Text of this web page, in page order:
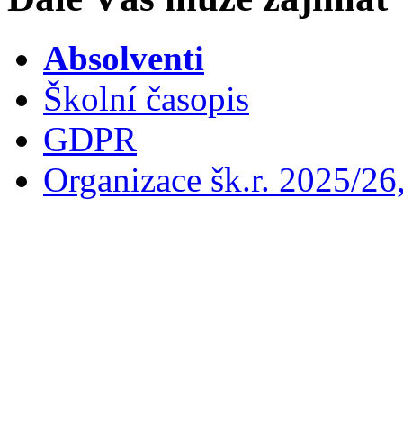
Absolventi
Školní časopis
GDPR
Organizace šk.r. 2025/